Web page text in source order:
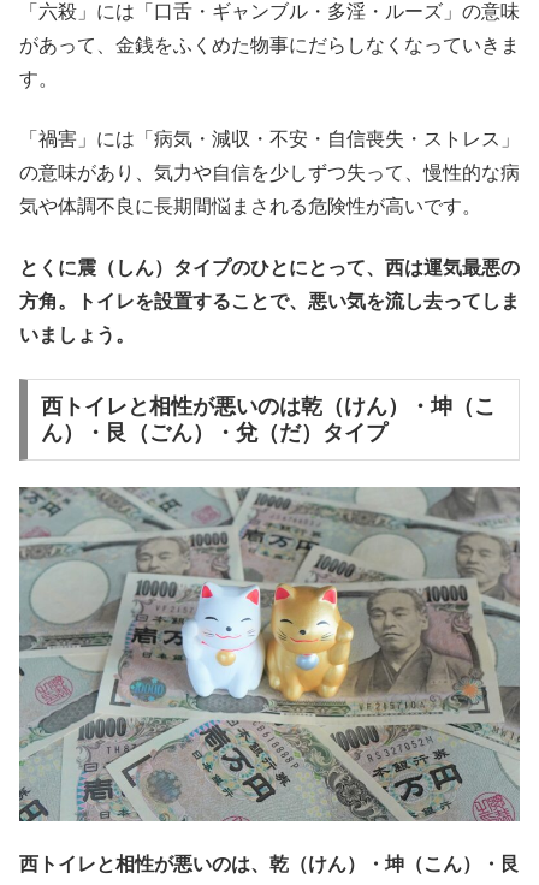
「六殺」には「口舌・ギャンブル・多淫・ルーズ」の意味
があって、金銭をふくめた物事にだらしなくなっていきま
す。
「禍害」には「病気・減収・不安・自信喪失・ストレス」
の意味があり、気力や自信を少しずつ失って、慢性的な病
気や体調不良に長期間悩まされる危険性が高いです。
とくに震（しん）タイプのひとにとって、西は運気最悪の
方角。トイレを設置することで、悪い気を流し去ってしま
いましょう。
西トイレと相性が悪いのは乾（けん）・坤（こ
ん）・艮（ごん）・兌（だ）タイプ
西トイレと相性が悪いのは、乾（けん）・坤（こん）・艮